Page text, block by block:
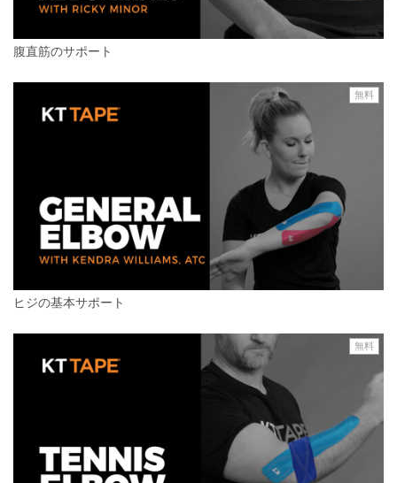
腹直筋のサポート
ヒジの基本サポート
無料
無料